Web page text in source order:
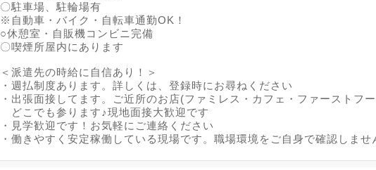
〇駐車場、駐輪場有
※自動車・バイク・自転車通勤OK！
○休憩室・自販機コンビニ完備
〇喫煙所屋内にあります
＜派遣先の時給に自信あり！＞
・週払制度あります。詳しくは、登録時にお尋ねください
・出張面接してます。ご近所のお店(ファミレス・カフェ・ファーストフ
どこでも参ります♪現地面接大歓迎です
・見学歓迎です！お気軽にご連絡ください
・働きやすく安定稼働している現場です。職場環境をご自身で確認しませ